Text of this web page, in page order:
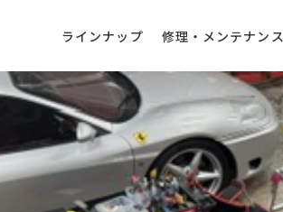
ラインナップ 修理・メンテナンス